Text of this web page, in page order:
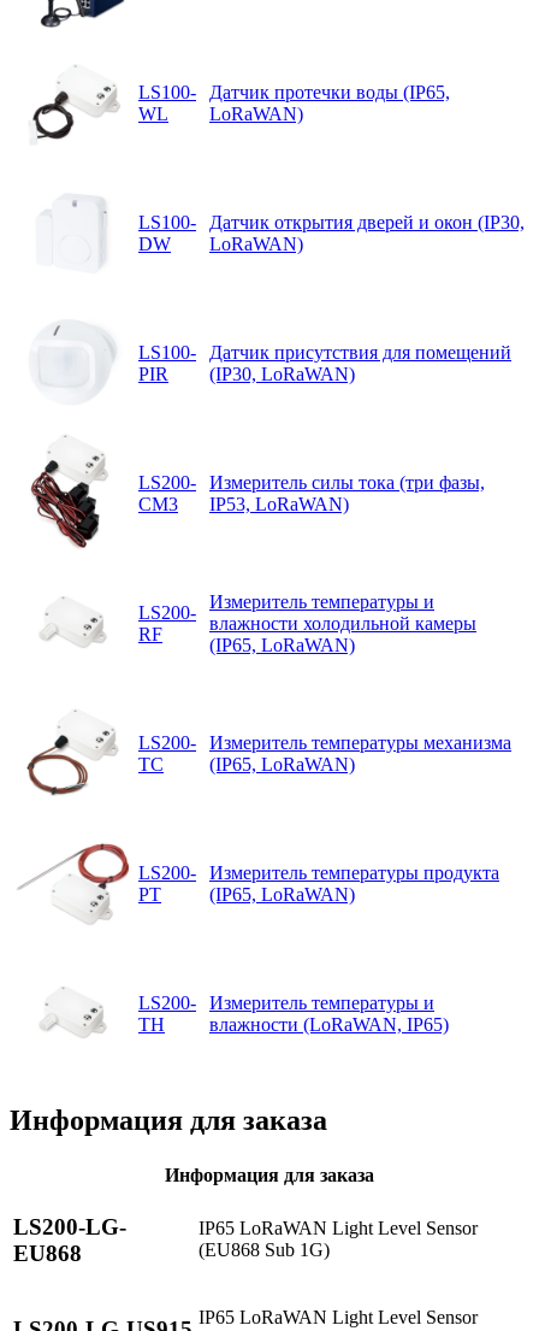
LS100-
WL
Датчик протечки воды (IP65,
LoRaWAN)
LS100-
DW
Датчик открытия дверей и окон (IP30,
LoRaWAN)
LS100-
PIR
Датчик присутствия для помещений
(IP30, LoRaWAN)
LS200-
CM3
Измеритель силы тока (три фазы,
IP53, LoRaWAN)
LS200-
RF
Измеритель температуры и
влажности холодильной камеры
(IP65, LoRaWAN)
LS200-
TC
Измеритель температуры механизма
(IP65, LoRaWAN)
LS200-
PT
Измеритель температуры продукта
(IP65, LoRaWAN)
LS200-
TH
Измеритель температуры и
влажности (LoRaWAN, IP65)
Информация для заказа
Информация для заказа
LS200-LG-
EU868
IP65 LoRaWAN Light Level Sensor
(EU868 Sub 1G)
IP65 LoRaWAN Light Level Sensor